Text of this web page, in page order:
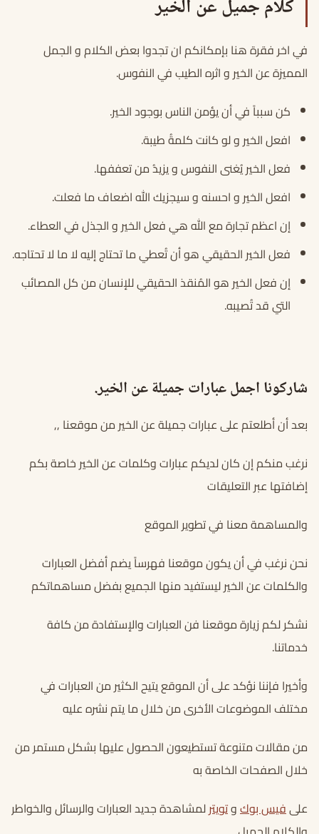
كلام جميل عن الخير
في اخر فقرة هنا بإمكانكم ان تجدوا بعض الكلام و الجمل
المميزة عن الخير و اثره الطيب في النفوس.
كن سبباً في أن يؤمن الناس بوجود الخير.
افعل الخير و لو كانت كلمةُ طيبة.
فعل الخير يُغنى النفوس و يزيدُ من تعففها.
افعل الخير و احسنه و سيجزيك الله اضعاف ما فعلت.
إن اعظم تجارة مع الله هي فعل الخير و الجذل في العطاء.
فعل الخير الحقيقي هو أن تُعطي ما تحتاج إليه لا ما لا تحتاجه.
إن فعل الخير هو المُنقذ الحقيقي للإنسان من كل المصائب
التي قد تُصيبه.
شاركونا اجمل عبارات جميلة عن الخير.
بعد أن أطلعتم على عبارات جميلة عن الخير من موقعنا ,,
نرغب منكم إن كان لديكم عبارات وكلمات عن الخير خاصة بكم
إضافتها عبر التعليقات
والمساهمة معنا في تطوير الموقع
نحن نرغب في أن يكون موقعنا فهرساً يضم أفضل العبارات
والكلمات عن الخير ليستفيد منها الجميع بفضل مساهماتكم
نشكر لكم زيارة موقعنا فن العبارات والإستفادة من كافة
خدماتنا.
وأخيرا فإننا نؤكد على أن الموقع يتيح الكثير من العبارات في
مختلف الموضوعات الأخرى من خلال ما يتم نشره عليه
من مقالات متنوعة تستطيعون الحصول عليها بشكل مستمر من
خلال الصفحات الخاصة به
علىفيس بوكوتويترلمشاهدة جديد العبارات والرسائل والخواطر